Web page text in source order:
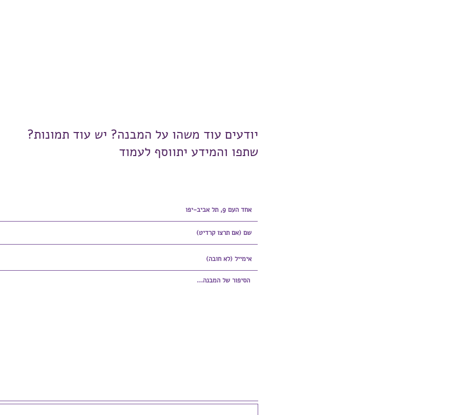
יודעים עוד משהו על המבנה? יש עוד תמונות?
שתפו והמידע יתווסף לעמוד